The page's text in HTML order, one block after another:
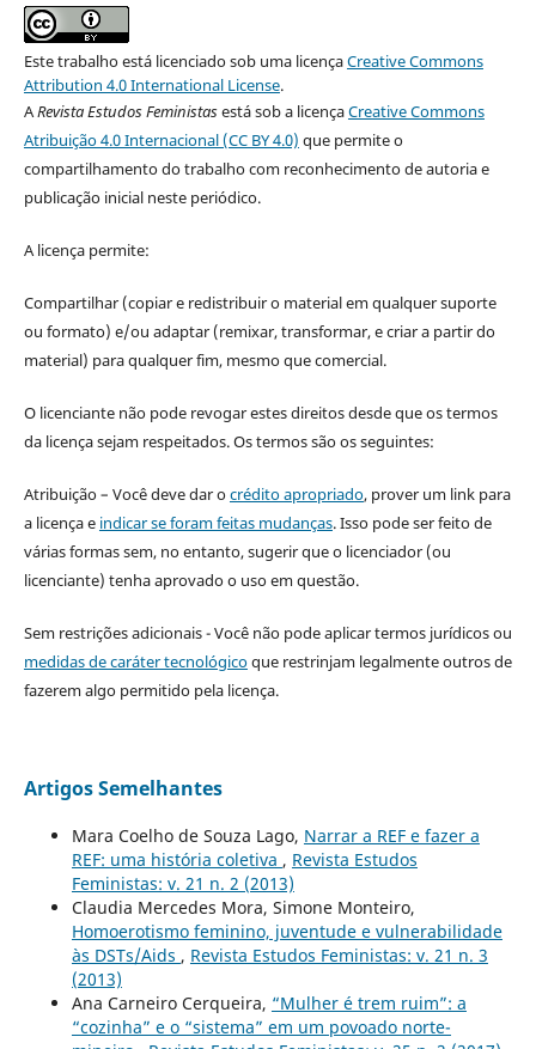
Este trabalho está licenciado sob uma licençaCreative Commons
Attribution 4.0 International License.
ARevista Estudos Feministasestá sob a licençaCreative Commons
Atribuição 4.0 Internacional (CC BY 4.0) que permite o
compartilhamento do trabalho com reconhecimento de autoria e
publicação inicial neste periódico.
A licença permite:
Compartilhar (copiar e redistribuir o material em qualquer suporte
ou formato) e/ou adaptar (remixar, transformar, e criar a partir do
material) para qualquer fim, mesmo que comercial.
O licenciante não pode revogar estes direitos desde que os termos
da licença sejam respeitados. Os termos são os seguintes:
Atribuição – Você deve dar ocrédito apropriado, prover um link para
a licença e indicar se foram feitas mudanças. Isso pode ser feito de
várias formas sem, no entanto, sugerir que o licenciador (ou
licenciante) tenha aprovado o uso em questão.
Sem restrições adicionais - Você não pode aplicar termos jurídicos ou
medidas de caráter tecnológicoque restrinjam legalmente outros de
fazerem algo permitido pela licença.
Artigos Semelhantes
Mara Coelho de Souza Lago, Narrar a REF e fazer a
REF: uma história coletiva , Revista Estudos
Feministas: v. 21 n. 2 (2013)
Claudia Mercedes Mora, Simone Monteiro,
Homoerotismo feminino, juventude e vulnerabilidade
às DSTs/Aids , Revista Estudos Feministas: v. 21 n. 3
(2013)
Ana Carneiro Cerqueira, “Mulher é trem ruim”: a
“cozinha” e o “sistema” em um povoado norte-